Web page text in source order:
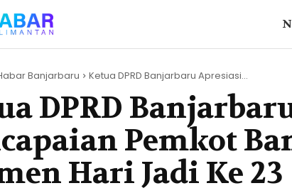
Banjarbaru Ketua DPRD Banjarbaru Apresiasi...
DPRD
Pemkot
Hari Jadi Ke 23